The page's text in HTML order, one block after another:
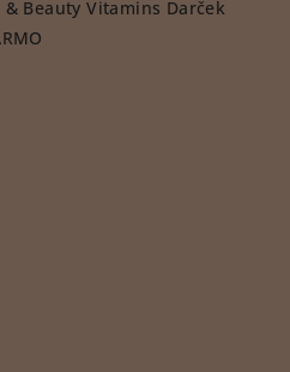
Beauty Vitamins Darček